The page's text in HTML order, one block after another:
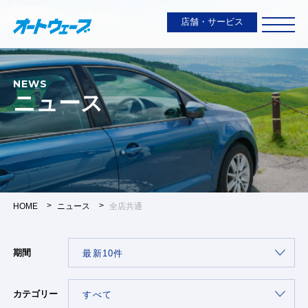
店舗・サービス
NEWS
ニュース
HOME ニュース 全店共通
期間
カテゴリー